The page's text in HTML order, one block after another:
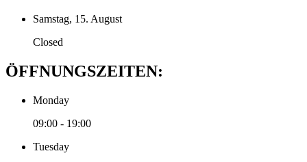
Samstag, 15. August
Closed
ÖFFNUNGSZEITEN:
Monday
09:00 - 19:00
Tuesday